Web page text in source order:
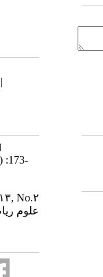
|
:173-
علوم ریاضی و